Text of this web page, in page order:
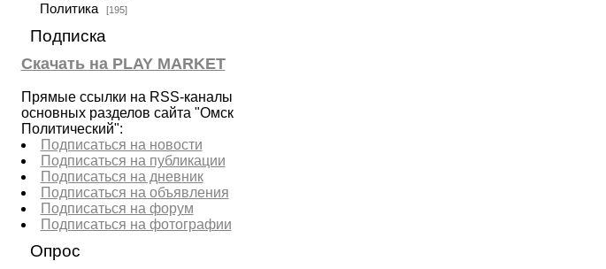
Политика [195]
Подписка
Скачать на PLAY MARKET
Прямые ссылки на RSS-каналы
основных разделов сайта "Омск
Политический":
Подписаться на новости
Подписаться на публикации
Подписаться на дневник
Подписаться на объявления
Подписаться на форум
Подписаться на фотографии
Опрос